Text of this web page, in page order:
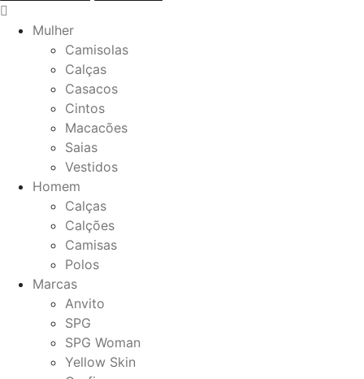
Mulher
Camisolas
Calças
Casacos
Cintos
Macacões
Saias
Vestidos
Homem
Calças
Calções
Camisas
Polos
Marcas
Anvito
SPG
SPG Woman
Yellow Skin